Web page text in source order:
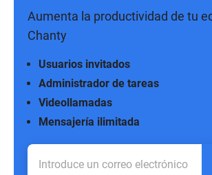
Aumenta la productividad de tu
Chanty
Mensajería ilimitada
Videollamadas
Administrador de tareas
Usuarios invitados